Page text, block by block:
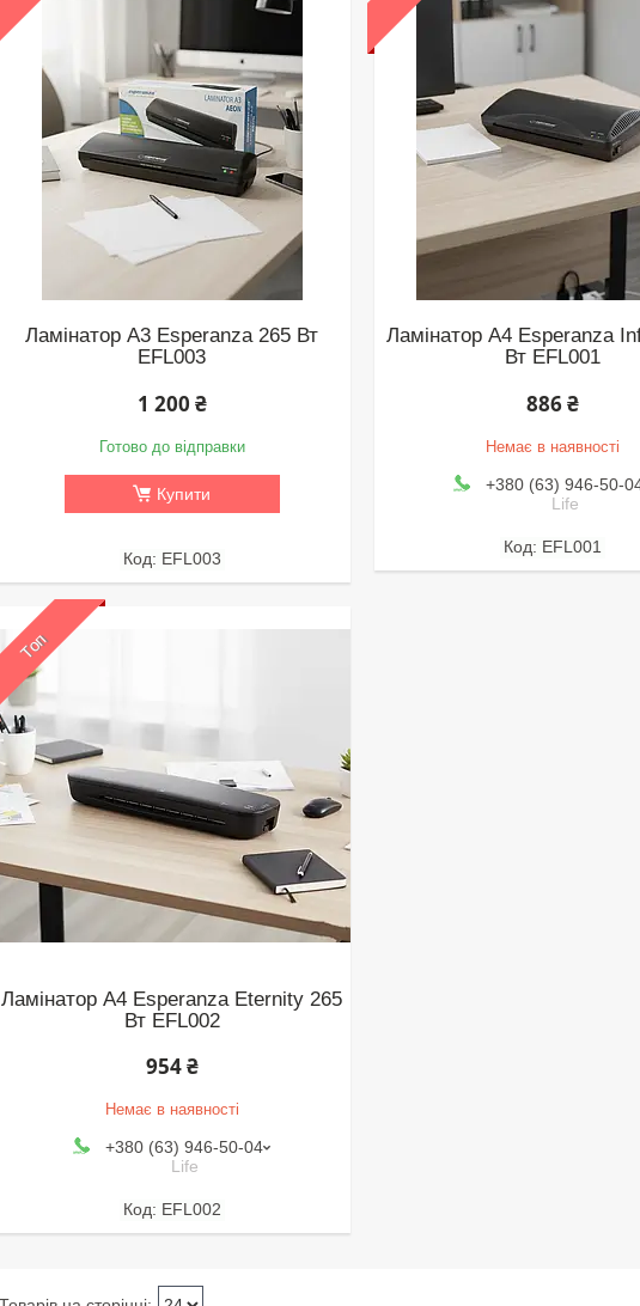
Ламінатор A3 Esperanza 265 Вт
EFL003
1 200 ₴
Готово до відправки
Купити
EFL003
Ламінатор А4 Esperanza
Вт EFL001
886 ₴
Немає в наявності
+380 (63) 946-50-
Life
EFL001
Топ
Ламінатор A4 Esperanza Eternity 265
Вт EFL002
954 ₴
Немає в наявності
+380 (63) 946-50-04
Life
EFL002